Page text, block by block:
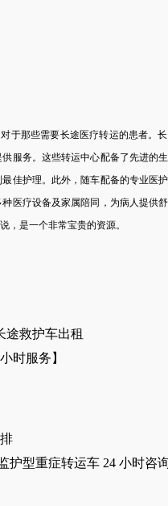
于那些需要长途医疗转运的患者。
服务。这些转运中心配备了先进的
佳护理。此外，随车配备的专业医
医疗设备及家属陪同，为病人提供
，是一个非常宝贵的资源。
途救护车出租
时服务】
护型重症转运车 24 小时咨